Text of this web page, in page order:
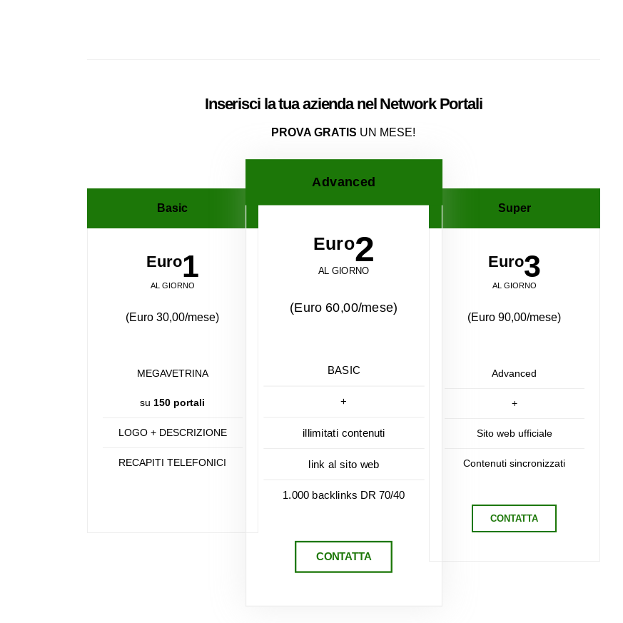
Inserisci la tua azienda nel NetworkPortali
PROVA GRATIS UN MESE!
Basic
Euro1
AL GIORNO
(Euro 30,00/mese)
MEGAVETRINA
su 150 portali
LOGO + DESCRIZIONE
RECAPITI TELEFONICI
Advanced
Euro2
AL GIORNO
(Euro 60,00/mese)
BASIC
+
illimitati contenuti
link al sito web
1.000 backlinks DR 70/40
CONTATTA
Super
Euro3
AL GIORNO
(Euro 90,00/mese)
Advanced
+
Sito web ufficiale
Contenuti sincronizzati
CONTATTA